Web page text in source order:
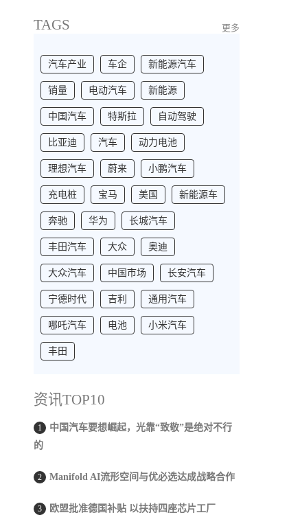
TAGS 更多
汽车产业 车企 新能源汽车
销量 电动汽车 新能源
中国汽车 特斯拉 自动驾驶
比亚迪 汽车 动力电池
理想汽车 蔚来 小鹏汽车
充电桩 宝马 美国 新能源车
奔驰 华为 长城汽车
丰田汽车 大众 奥迪
大众汽车 中国市场 长安汽车
宁德时代 吉利 通用汽车
哪吒汽车 电池 小米汽车
丰田
资讯TOP10
1
中国汽车要想崛起，光靠“致敬”是绝对不行
的
2 Manifold AI流形空间与优必选达成战略合作
3 欧盟批准德国补贴 以扶持四座芯片工厂